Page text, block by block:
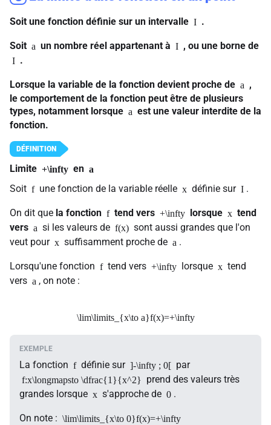
Soit une fonction définie sur un intervalle I .
Soit a un nombre réel appartenant à I , ou une borne de
I .
Lorsque la variable de la fonction devient proche de a ,
le comportement de la fonction peut être de plusieurs
types, notamment lorsque a est une valeur interdite de la
fonction.
Limite +\infty en a
Soit f une fonction de la variable réelle x définie sur I .
On dit que la fonction f tend vers +\infty lorsque x tend
vers a si les valeurs de f(x) sont aussi grandes que l'on
veut pour x suffisamment proche de a .
Lorsqu'une fonction f tend vers +\infty lorsque x tend
vers a , on note :
\lim\limits_{x\to a}f(x)=+\infty
La fonction f définie sur ]-\infty ; 0[ par
f:x\longmapsto \dfrac{1}{x^2} prend des valeurs très
grandes lorsque x s'approche de 0 .
On note : \lim\limits_{x\to 0}f(x)=+\infty